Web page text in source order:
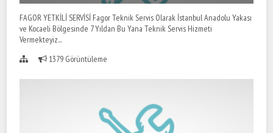
FAGOR YETKİLİ SERVİSİ Fagor Teknik Servis Olarak İstanbul Anadolu Yakası
ve Kocaeli Bölgesinde 7 Yıldan Bu Yana Teknik Servis Hizmeti
Vermekteyiz...
1379 Görüntüleme